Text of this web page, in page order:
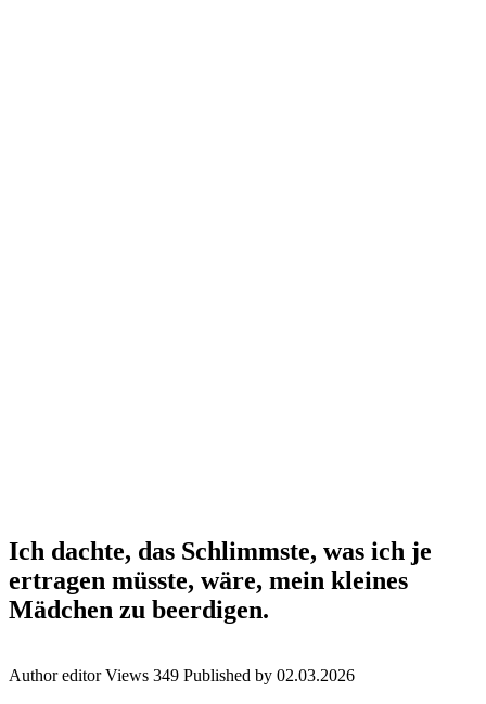
Ich dachte, das Schlimmste, was ich je
ertragen müsste, wäre, mein kleines
Mädchen zu beerdigen.
Author editor Views 349 Published by 02.03.2026